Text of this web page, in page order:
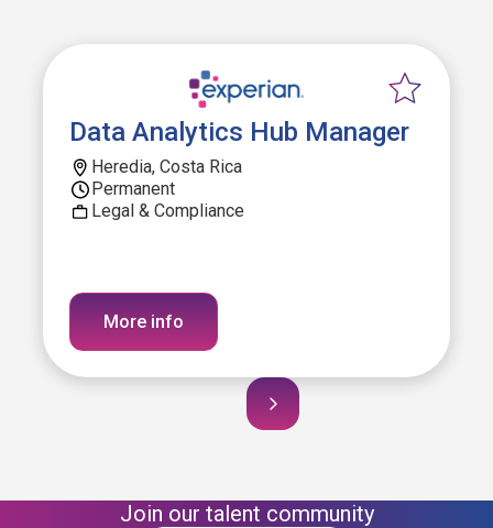
Data Analytics Hub Manager
Heredia, Costa Rica
Permanent
Legal & Compliance
More info
Join our talent community